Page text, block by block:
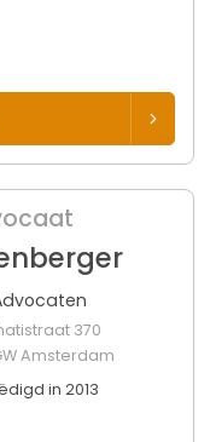
370
Amsterdam
in 2013